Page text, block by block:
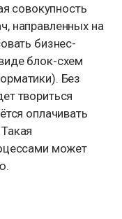
совокупность
направленных на
бизнес-
блок-схем
Без
твориться
оплачивать
может